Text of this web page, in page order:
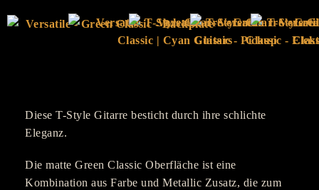
Diese T-Style Gitarre besticht durch ihre schlichte
Eleganz.
Die matte Green Classic Oberfläche ist eine
Kombination aus Farbe und Metallic Zusatz, die zum